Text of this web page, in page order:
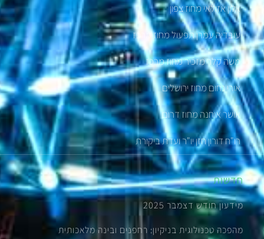
אלון אזולאי מחוז צפון
עובדיה עמרן תפעול מחוז מרכז
משה קלר מזכיר מחוז מרכז
אורי נחום מחוז ירושלים
אושר אוחנה מחוז דרום
רו"ח דורון חזן יו"ר ועדת ביקורת
חדשות
מידעון חודש דצמבר 2025
מהפכה טכנולוגית בניקיון: רחפנים ובינה מלאכותית